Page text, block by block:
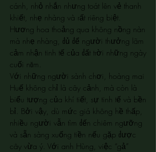
cánh, nhỏ nhắn nhưng toát lên vẻ thanh
khiết, nhẹ nhàng và rất riêng biệt.
Hương hoa thoảng qua không nồng nàn
mà nhẹ nhàng, đủ để người thưởng lãm
cảm nhận tinh tế của đất trời những ngày
cuối năm.
Với những người sành chơi, hoàng mai
Huế không chỉ là cây cảnh, mà còn là
biểu tượng của khí tiết, sự tinh tế và bền
bỉ. Bởi vậy, dù mức giá không hề thấp,
nhiều người vẫn tìm đến chiêm ngưỡng
và sẵn sàng xuống tiền nếu gặp được
cây vừa ý. Với anh Hùng, việc “gả”